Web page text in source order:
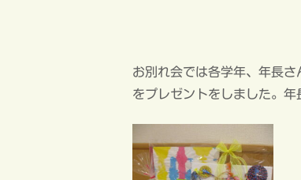
お別れ会では各学年、年長
をプレゼントをしました。年